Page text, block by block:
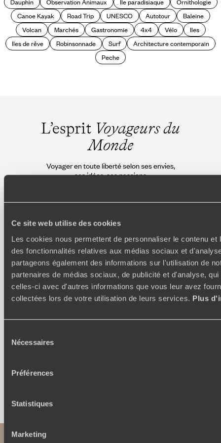
Ce site web utilise des cookies
Les cookies nous permettent de personnaliser le contenu et
des fonctionnalités relatives aux médias sociaux et
partageons également des informations sur l'utilisation de
partenaires de médias sociaux, de publicité et d'analyse,
celles-ci avec d'autres informations que vous leur avez
collectées lors de votre utilisation de leurs services. Plus
Nécessaires
Préférences
Statistiques
Marketing
Dauphin Observation Animaux Ile paradisiaque
Ornithologie
Canoe Kayak
Road Trip UNESCO Autotour
Baleine
Volcan
Marchés Gastronomie 4x4 Vélo
Iles
Iles de rêve
Robinsonnade Surf
Architecture contemporain
Peche
L’esprit Voyageurs du
Monde
Voyager en toute liberté selon ses envies,
ses idées, ses passions
Où je veux
250 conseillers spécialisés par pays et par régions :
inspirent et créent un voyage ultra-personnalisé :
À